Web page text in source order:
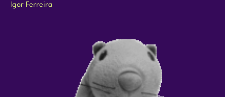
Igor Ferreira